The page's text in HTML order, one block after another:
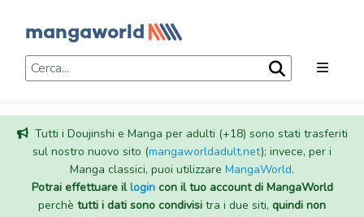
Tutti i Doujinshi e Manga per adulti (+18) sono stati trasferiti
sul nostro nuovo sito (mangaworldadult.net); invece, per i
Manga classici, puoi utilizzare MangaWorld.
Potrai effettuare illogincon il tuo account di MangaWorld
perchè tutti i dati sono condivisi tra i due siti, quindi non